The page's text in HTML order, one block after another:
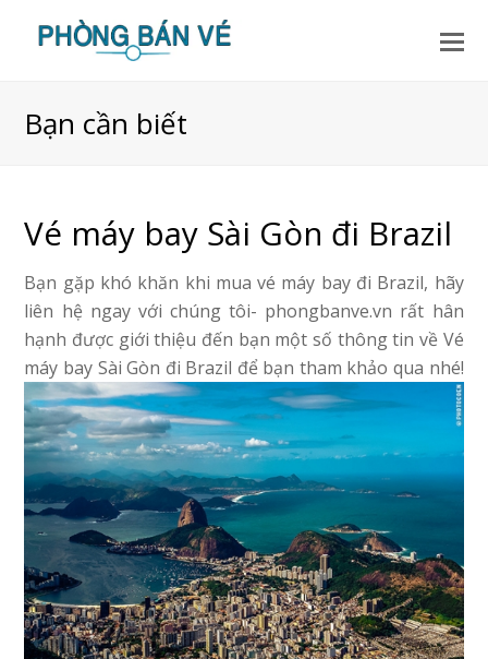
Bạn cần biết
Vé máy bay Sài Gòn đi Brazil
Bạn gặp khó khăn khi mua vé máy bay đi Brazil, hãy
liên hệ ngay với chúng tôi- phongbanve.vn rất hân
hạnh được giới thiệu đến bạn một số thông tin về Vé
máy bay Sài Gòn đi Brazil để bạn tham khảo qua nhé!